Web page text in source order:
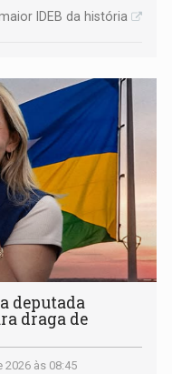
IDEB da história
deputada
draga de
às 08:45